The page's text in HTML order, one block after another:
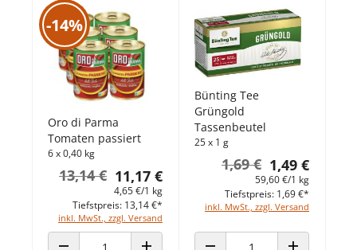
-14%
Oro di Parma
Tomaten passiert
6 x 0,40 kg
11,17 €
13,14 €
4,65 €/1 kg
inkl. MwSt., zzgl. Versand
Tiefstpreis: 13,14 €*
Bünting Tee
Grüngold
Tassenbeutel
25 x 1 g
1,49 €
1,69 €
59,60 €/1 kg
inkl. MwSt., zzgl. Versand
Tiefstpreis: 1,69 €*